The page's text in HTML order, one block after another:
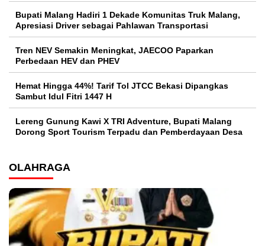
Bupati Malang Hadiri 1 Dekade Komunitas Truk Malang,
Apresiasi Driver sebagai Pahlawan Transportasi
Tren NEV Semakin Meningkat, JAECOO Paparkan
Perbedaan HEV dan PHEV
Hemat Hingga 44%! Tarif Tol JTCC Bekasi Dipangkas
Sambut Idul Fitri 1447 H
Lereng Gunung Kawi X TRI Adventure, Bupati Malang
Dorong Sport Tourism Terpadu dan Pemberdayaan Desa
OLAHRAGA